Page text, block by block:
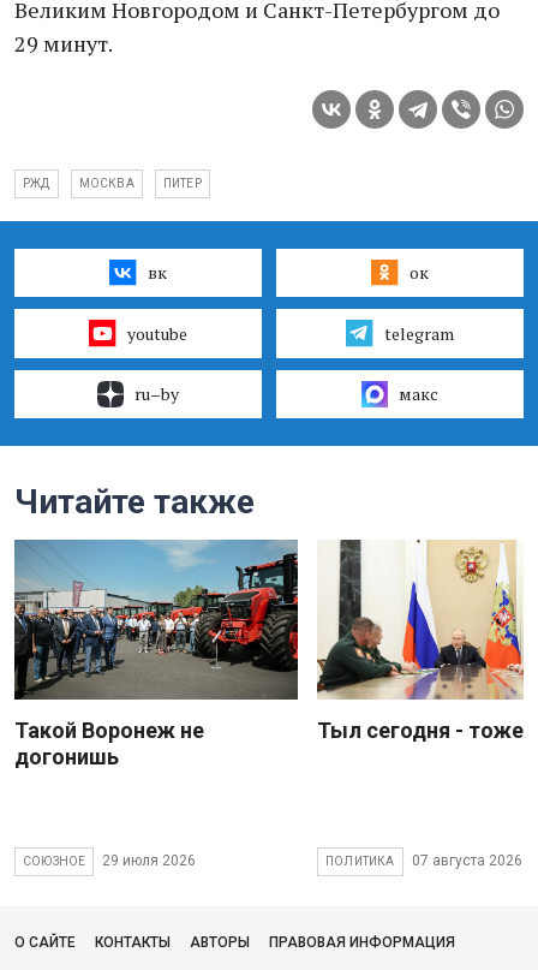
Великим Новгородом и Санкт-Петербургом до
29 минут.
РЖД МОСКВА ПИТЕР
вк ок
youtube telegram
ru–by макс
Читайте также
Такой Воронеж не
догонишь
СОЮЗНОЕ 29 июля 2026
Тыл сегодня - тоже
ПОЛИТИКА 07 августа 2026
О САЙТЕ КОНТАКТЫ АВТОРЫ ПРАВОВАЯ ИНФОРМАЦИЯ